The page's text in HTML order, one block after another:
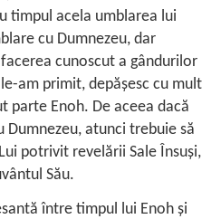
timpul acela umblarea lui
cu Dumnezeu, dar
cunoscut a gândurilor
le-am primit, depăşesc cu mult
parte Enoh. De aceea dacă
Dumnezeu, atunci trebuie să
potrivit revelării Sale Însuşi,
Său.
între timpul lui Enoh şi